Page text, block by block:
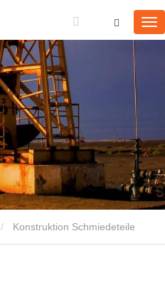
Konstruktion Schmiedeteile